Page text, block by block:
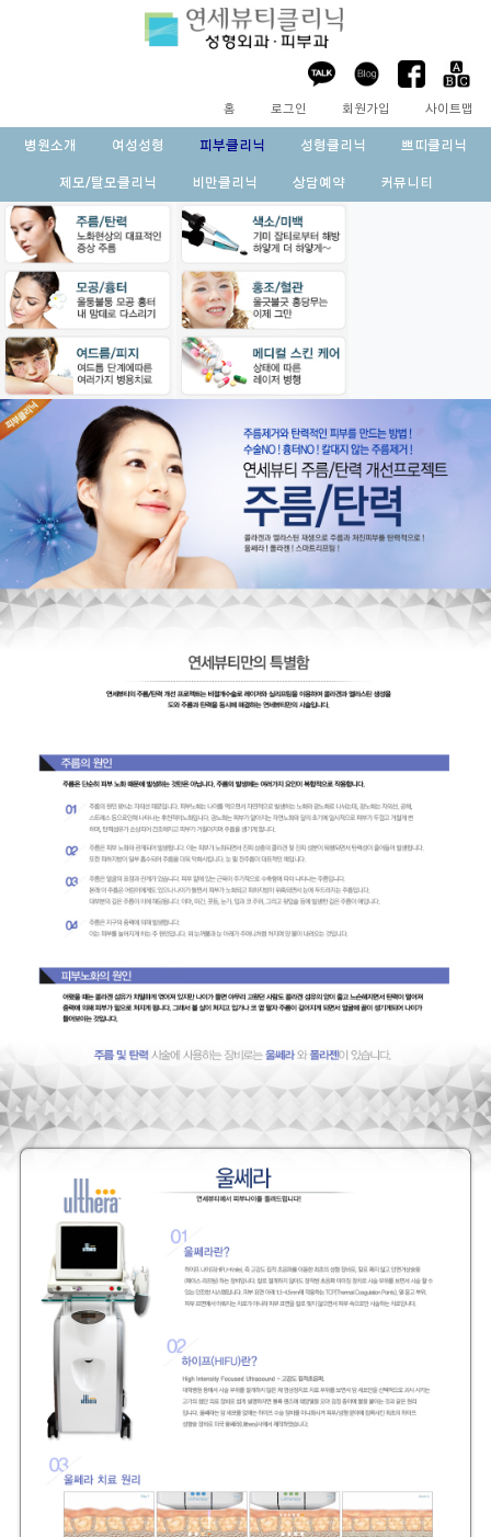
홈 로그인 회원가입 사이트맵
병원소개 여성성형 피부클리닉 성형클리닉 쁘띠클리닉
제모/탈모클리닉 비만클리닉 상담예약 커뮤니티